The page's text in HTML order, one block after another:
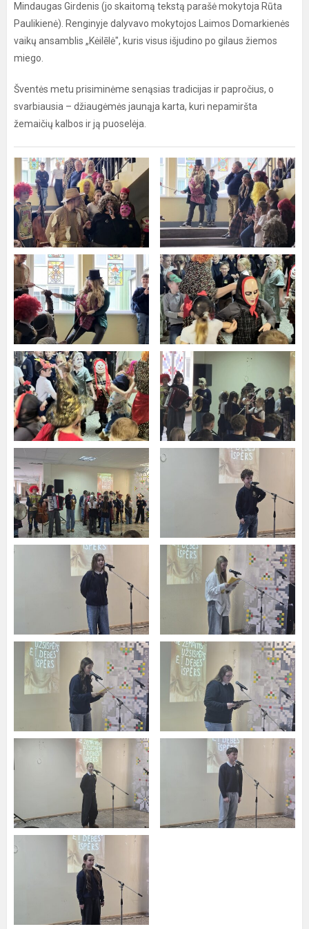
Mindaugas Girdenis (jo skaitomą tekstą parašė mokytoja Rūta
Paulikienė). Renginyje dalyvavo mokytojos Laimos Domarkienės
vaikų ansamblis „Kėilēlė", kuris visus išjudino po gilaus žiemos
miego.
Šventės metu prisiminėme senąsias tradicijas ir papročius, o
svarbiausia – džiaugėmės jaunąja karta, kuri nepamiršta
žemaičių kalbos ir ją puoselėja.